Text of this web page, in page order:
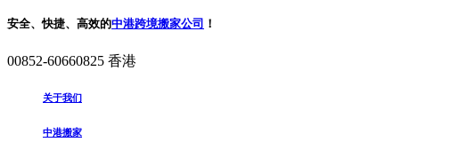
安全、快捷、高效的中港跨境搬家公司 ！
00852-60660825 香港
关于我们
中港搬家